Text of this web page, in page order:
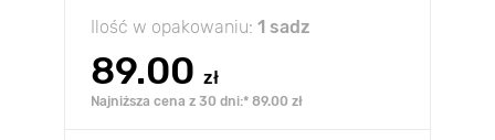
Ilość w opakowaniu: 1 sadz
89.00 zł
Najniższa cena z 30 dni:* 89.00 zł